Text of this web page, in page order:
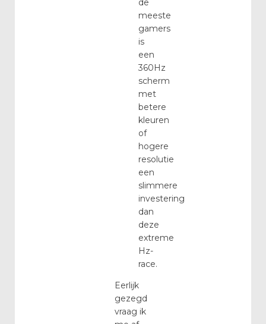
de
meeste
gamers
is
een
360Hz
scherm
met
betere
kleuren
of
hogere
resolutie
een
slimmere
investering
dan
deze
extreme
Hz-
race.
Eerlijk
gezegd
vraag ik